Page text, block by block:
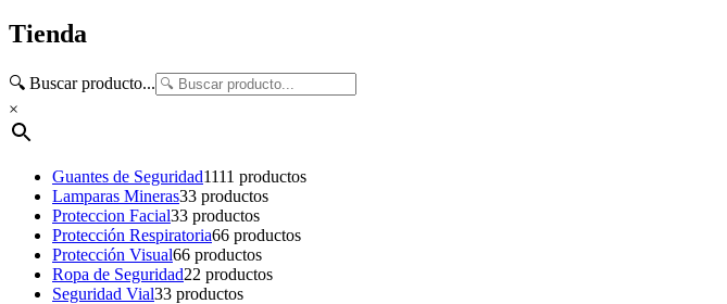
Tienda
🔍 Buscar producto...
×
Guantes de Seguridad1111 productos
Lamparas Mineras33 productos
Proteccion Facial33 productos
Protección Respiratoria66 productos
Protección Visual66 productos
Ropa de Seguridad22 productos
Seguridad Vial33 productos